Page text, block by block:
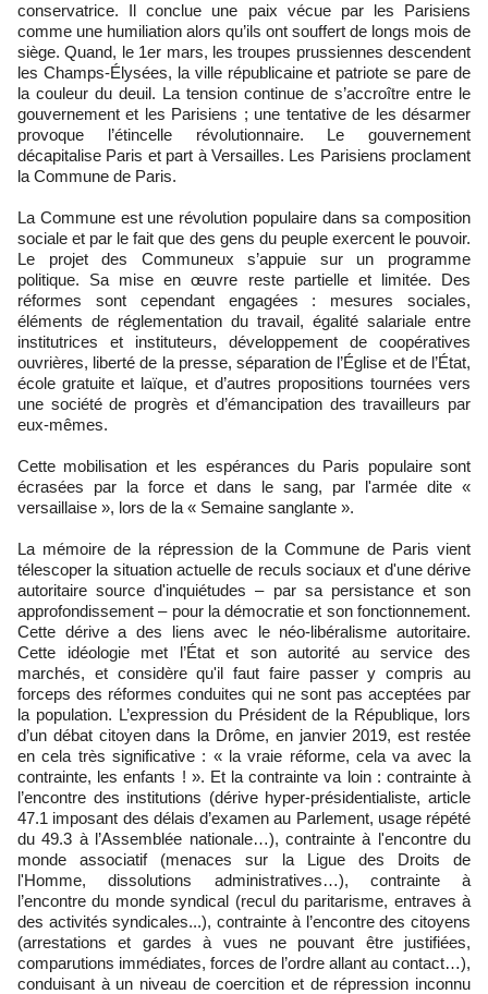
conservatrice. Il conclue une paix vécue par les Parisiens
comme une humiliation alors qu’ils ont souffert de longs mois de
siège. Quand, le 1er mars, les troupes prussiennes descendent
les Champs-Élysées, la ville républicaine et patriote se pare de
la couleur du deuil. La tension continue de s’accroître entre le
gouvernement et les Parisiens ; une tentative de les désarmer
provoque l’étincelle révolutionnaire. Le gouvernement
décapitalise Paris et part à Versailles. Les Parisiens proclament
la Commune de Paris.
La Commune est une révolution populaire dans sa composition
sociale et par le fait que des gens du peuple exercent le pouvoir.
Le projet des Communeux s’appuie sur un programme
politique. Sa mise en œuvre reste partielle et limitée. Des
réformes sont cependant engagées : mesures sociales,
éléments de réglementation du travail, égalité salariale entre
institutrices et instituteurs, développement de coopératives
ouvrières, liberté de la presse, séparation de l’Église et de l’État,
école gratuite et laïque, et d’autres propositions tournées vers
une société de progrès et d’émancipation des travailleurs par
eux-mêmes.
Cette mobilisation et les espérances du Paris populaire sont
écrasées par la force et dans le sang, par l'armée dite «
versaillaise », lors de la « Semaine sanglante ».
La mémoire de la répression de la Commune de Paris vient
télescoper la situation actuelle de reculs sociaux et d'une dérive
autoritaire source d'inquiétudes – par sa persistance et son
approfondissement – pour la démocratie et son fonctionnement.
Cette dérive a des liens avec le néo-libéralisme autoritaire.
Cette idéologie met l’État et son autorité au service des
marchés, et considère qu'il faut faire passer y compris au
forceps des réformes conduites qui ne sont pas acceptées par
la population. L’expression du Président de la République, lors
d’un débat citoyen dans la Drôme, en janvier 2019, est restée
en cela très significative : « la vraie réforme, cela va avec la
contrainte, les enfants ! ». Et la contrainte va loin : contrainte à
l’encontre des institutions (dérive hyper-présidentialiste, article
47.1 imposant des délais d’examen au Parlement, usage répété
du 49.3 à l’Assemblée nationale…), contrainte à l'encontre du
monde associatif (menaces sur la Ligue des Droits de
l'Homme, dissolutions administratives…), contrainte à
l’encontre du monde syndical (recul du paritarisme, entraves à
des activités syndicales...), contrainte à l’encontre des citoyens
(arrestations et gardes à vues ne pouvant être justifiées,
comparutions immédiates, forces de l’ordre allant au contact…),
conduisant à un niveau de coercition et de répression inconnu